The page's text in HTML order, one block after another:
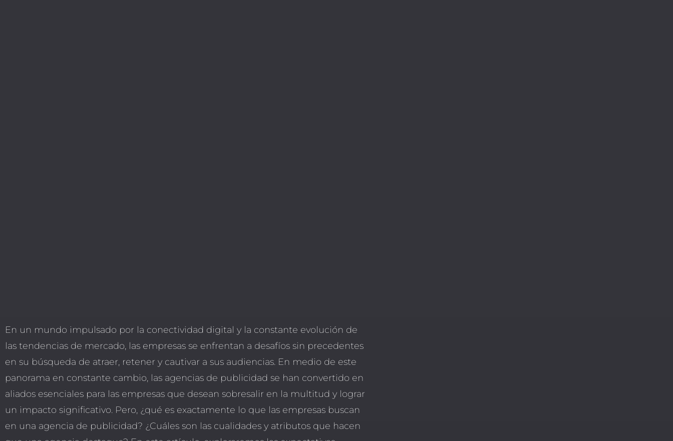
En un mundo impulsado por la conectividad digital y la constante evolución de
las tendencias de mercado, las empresas se enfrentan a desafíos sin precedentes
en su búsqueda de atraer, retener y cautivar a sus audiencias. En medio de este
panorama en constante cambio, las agencias de publicidad se han convertido en
aliados esenciales para las empresas que desean sobresalir en la multitud y lograr
un impacto significativo. Pero, ¿qué es exactamente lo que las empresas buscan
en una agencia de publicidad? ¿Cuáles son las cualidades y atributos que hacen